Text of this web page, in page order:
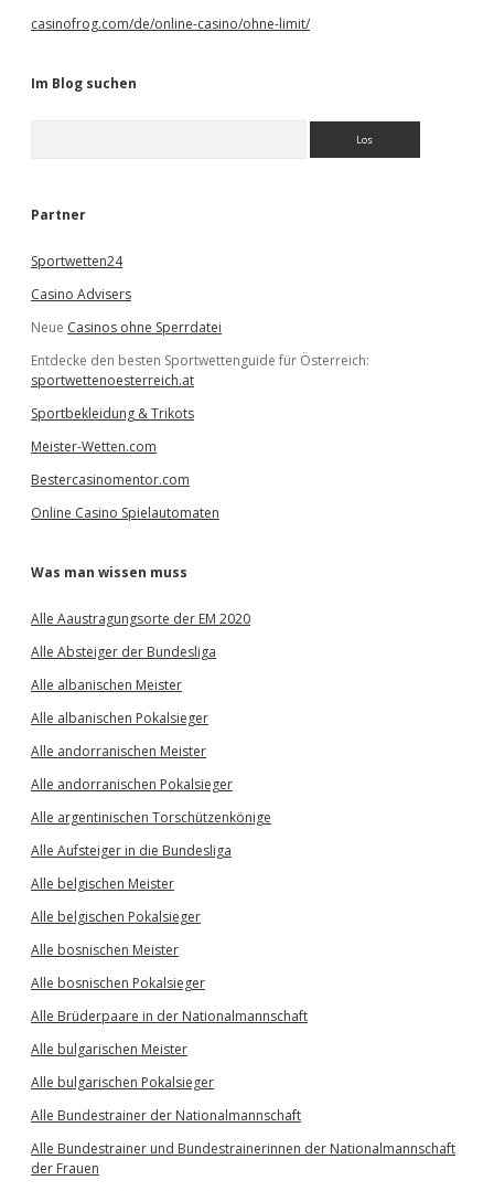
casinofrog.com/de/online-casino/ohne-limit/
Im Blog suchen
e
Partner
Sportwetten24
Casino Advisers
Neue Casinos ohne Sperrdatei
Entdecke den besten Sportwettenguide für Österreich:
sportwettenoesterreich.at
Sportbekleidung & Trikots
Meister-Wetten.com
Bestercasinomentor.com
Online Casino Spielautomaten
Was man wissen muss
Alle Aaustragungsorte der EM 2020
Alle Absteiger der Bundesliga
Alle albanischen Meister
Alle albanischen Pokalsieger
Alle andorranischen Meister
Alle andorranischen Pokalsieger
Alle argentinischen Torschützenkönige
Alle Aufsteiger in die Bundesliga
Alle belgischen Meister
Alle belgischen Pokalsieger
Alle bosnischen Meister
Alle bosnischen Pokalsieger
Alle Brüderpaare in der Nationalmannschaft
Alle bulgarischen Meister
Alle bulgarischen Pokalsieger
Alle Bundestrainer der Nationalmannschaft
Alle Bundestrainer und Bundestrainerinnen der Nationalmannschaft
der Frauen